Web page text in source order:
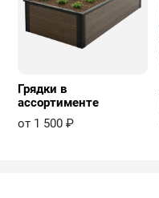
Грядки в
ассортименте
от 1 500 ₽